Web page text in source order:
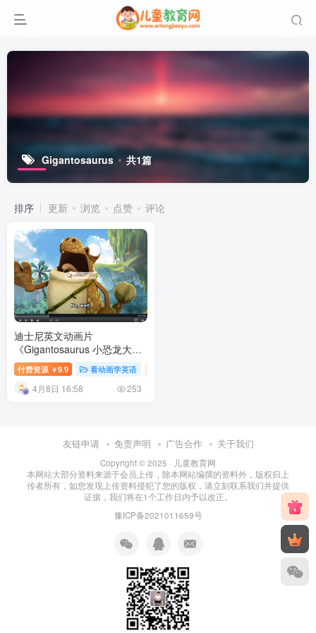
Gigantosaurus 共1篇
排序 更新 浏览 点赞 评论
迪士尼英文动画片
《Gigantosaurus 小恐龙大冒
险 全集》全三季共136集 百度
网盘下载
付费资源 ￥9.9 看动画学英语
4月8日 16:58 253
友链申请 免责声明 广告合作 关于我们
Copyright © 2025 · 儿童教育网
本网站大部分资料来源于会员上传，除本网站编撰的资料外，版权归上
传者所有，如您发现上传资料侵犯了您的版权，请立刻联系我们并提供
证据，我们将在1个工作日内予以改正。
豫ICP备2021011659号